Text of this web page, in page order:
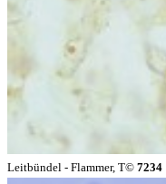
Leitbündel - Flammer, T© 7234